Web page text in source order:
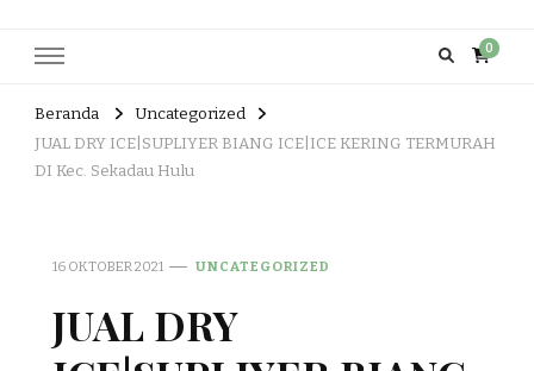
0
Beranda
Uncategorized
JUAL DRY ICE|SUPLIYER BIANG ICE|ICE KERING TERMURAH
DI Kec. Sekadau Hulu
16 OKTOBER 2021 UNCATEGORIZED
JUAL DRY